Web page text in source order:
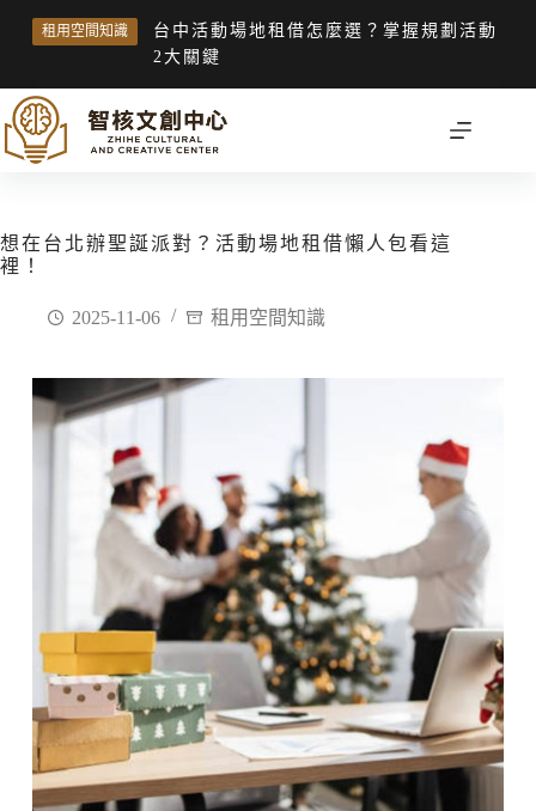
租用空間知識
台中活動場地租借怎麼選？掌握規劃活動
2大關鍵
想在台北辦聖誕派對？活動場地租借懶人包看這
裡！
2025-11-06 租用空間知識